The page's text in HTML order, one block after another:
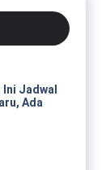
Jadwal
Ada